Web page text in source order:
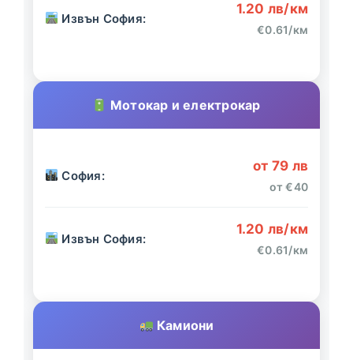
Извън София:
1.20 лв/км
€0.61/км
Мотокар и електрокар
София:
от 79 лв
от €40
Извън София:
1.20 лв/км
€0.61/км
Камиони